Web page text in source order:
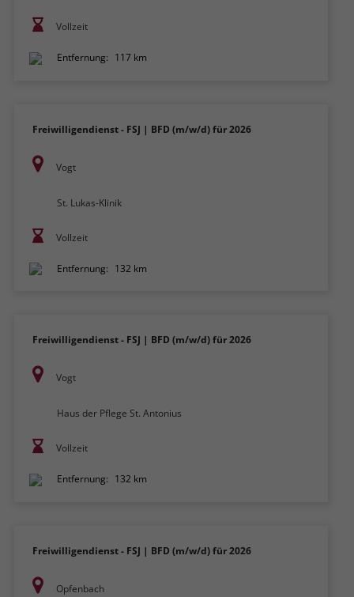
Vollzeit
Entfernung: 117 km
Freiwilligendienst - FSJ | BFD (m/w/d) für 2026
Vogt
St. Lukas-Klinik
Vollzeit
Entfernung: 132 km
Freiwilligendienst - FSJ | BFD (m/w/d) für 2026
Vogt
Haus der Pflege St. Antonius
Vollzeit
Entfernung: 132 km
Freiwilligendienst - FSJ | BFD (m/w/d) für 2026
Opfenbach